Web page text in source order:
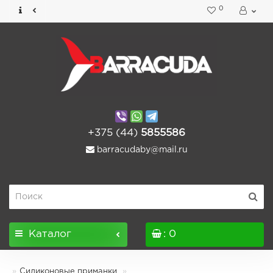
0
+375 (44) 5855586
barracudaby@mail.ru
Каталог : 0
Силиконовые приманки